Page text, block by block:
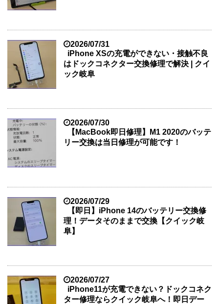
2026/07/31
iPhone XSの充電ができない・接触不良
はドックコネクター交換修理で解決 | クイ
ック岐阜
2026/07/30
【MacBook即日修理】M1 2020のバッテ
リー交換は当日修理が可能です！
2026/07/29
【即日】iPhone 14のバッテリー交換修
理！データそのままで交換【クイック岐
阜】
2026/07/27
iPhone11が充電できない？ドックコネク
ター修理ならクイック岐阜へ！即日デー